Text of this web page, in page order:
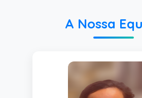
A Nossa